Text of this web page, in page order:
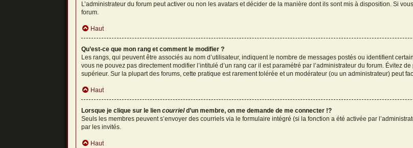
L’administrateur du forum peut activer ou non les avatars et décider de la manière dont ils sont mis à disposition. Si
forum.
Haut
Qu’est-ce que mon rang et comment le modifier ?
Les rangs, qui peuvent être associés au nom d’utilisateur, indiquent le nombre de messages postés ou identifient
vous ne pouvez pas directement modifier l’intitulé d’un rang car il est paramétré par l’administrateur du forum. Évitez
supérieur. Sur la plupart des forums, cette pratique est rarement tolérée et un modérateur (ou un administrateur) peut
Haut
Lorsque je clique sur le lien courrield’un membre, on me demande de me connecter !?
Seuls les membres peuvent s’envoyer des courriels via le formulaire intégré (si la fonction a été activée par
par les invités.
Haut